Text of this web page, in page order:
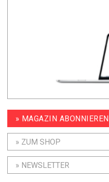
» MAGAZIN ABONNIEREN
» ZUM SHOP
» NEWSLETTER